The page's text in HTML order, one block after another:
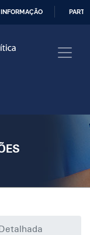
Detalhada